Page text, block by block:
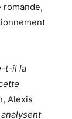
romande,
t-il la
Alexis
analysent